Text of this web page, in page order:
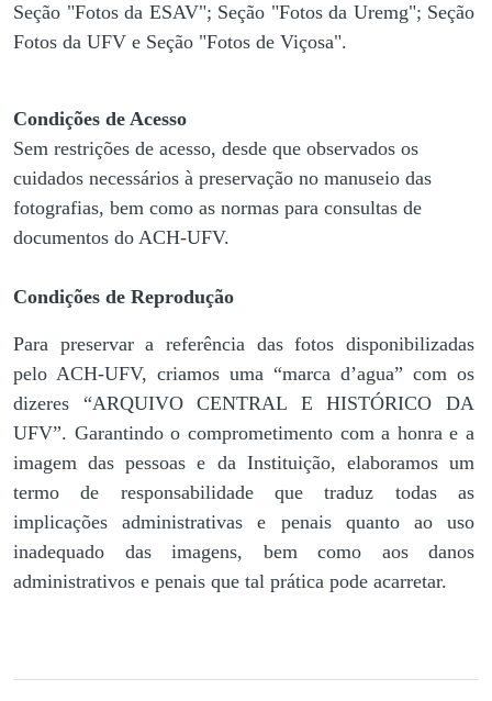
Seção "Fotos da ESAV"; Seção "Fotos da Uremg"; Seção
Fotos da UFV e Seção "Fotos de Viçosa".
Condições de Acesso
Sem restrições de acesso, desde que observados os
cuidados necessários à preservação no manuseio das
fotografias, bem como as normas para consultas de
documentos do ACH-UFV.
Condições de Reprodução
Para preservar a referência das fotos disponibilizadas
pelo ACH-UFV, criamos uma “marca d’agua” com os
dizeres “ARQUIVO CENTRAL E HISTÓRICO DA
UFV”. Garantindo o comprometimento com a honra e a
imagem das pessoas e da Instituição, elaboramos um
termo de responsabilidade que traduz todas as
implicações administrativas e penais quanto ao uso
inadequado das imagens, bem como aos danos
administrativos e penais que tal prática pode acarretar.